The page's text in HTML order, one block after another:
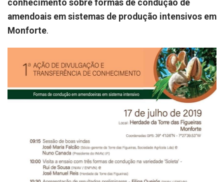
conhecimento sobre formas de condução de
amendoais em sistemas de produção intensivos em
Monforte.